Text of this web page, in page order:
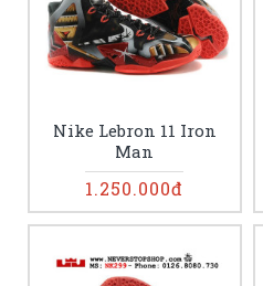
Nike Lebron 11 Iron
Man
1.250.000đ